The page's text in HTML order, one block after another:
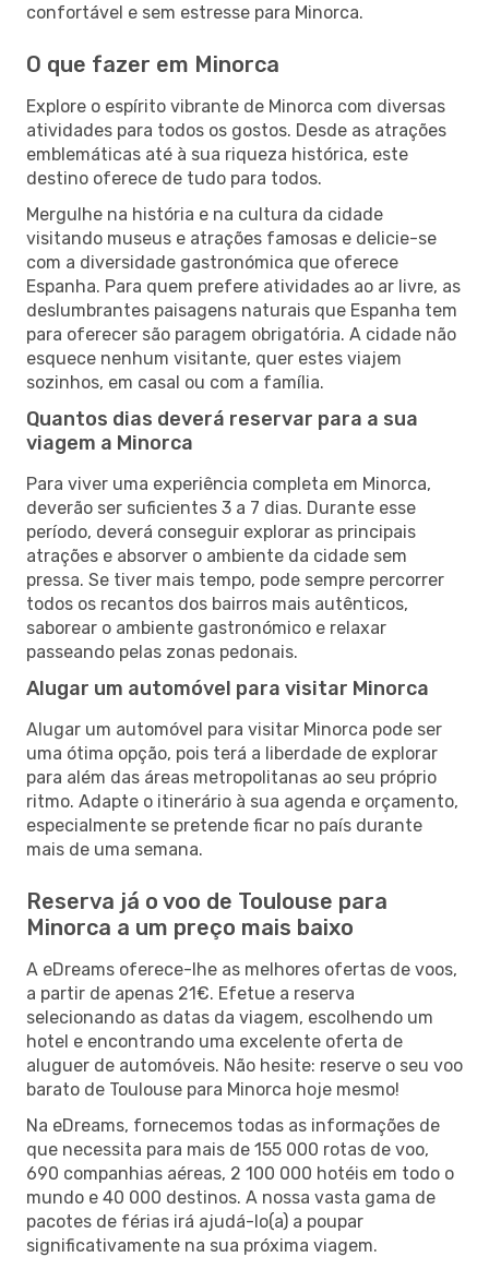
confortável e sem estresse para Minorca.
O que fazer em Minorca
Explore o espírito vibrante de Minorca com diversas
atividades para todos os gostos. Desde as atrações
emblemáticas até à sua riqueza histórica, este
destino oferece de tudo para todos.
Mergulhe na história e na cultura da cidade
visitando museus e atrações famosas e delicie-se
com a diversidade gastronómica que oferece
Espanha. Para quem prefere atividades ao ar livre, as
deslumbrantes paisagens naturais que Espanha tem
para oferecer são paragem obrigatória. A cidade não
esquece nenhum visitante, quer estes viajem
sozinhos, em casal ou com a família.
Quantos dias deverá reservar para a sua
viagem a Minorca
Para viver uma experiência completa em Minorca,
deverão ser suficientes 3 a 7 dias. Durante esse
período, deverá conseguir explorar as principais
atrações e absorver o ambiente da cidade sem
pressa. Se tiver mais tempo, pode sempre percorrer
todos os recantos dos bairros mais autênticos,
saborear o ambiente gastronómico e relaxar
passeando pelas zonas pedonais.
Alugar um automóvel para visitar Minorca
Alugar um automóvel para visitar Minorca pode ser
uma ótima opção, pois terá a liberdade de explorar
para além das áreas metropolitanas ao seu próprio
ritmo. Adapte o itinerário à sua agenda e orçamento,
especialmente se pretende ficar no país durante
mais de uma semana.
Reserva já o voo de Toulouse para
Minorca a um preço mais baixo
A eDreams oferece-lhe as melhores ofertas de voos,
a partir de apenas 21€. Efetue a reserva
selecionando as datas da viagem, escolhendo um
hotel e encontrando uma excelente oferta de
aluguer de automóveis. Não hesite: reserve o seu voo
barato de Toulouse para Minorca hoje mesmo!
Na eDreams, fornecemos todas as informações de
que necessita para mais de 155 000 rotas de voo,
690 companhias aéreas, 2 100 000 hotéis em todo o
mundo e 40 000 destinos. A nossa vasta gama de
pacotes de férias irá ajudá-lo(a) a poupar
significativamente na sua próxima viagem.